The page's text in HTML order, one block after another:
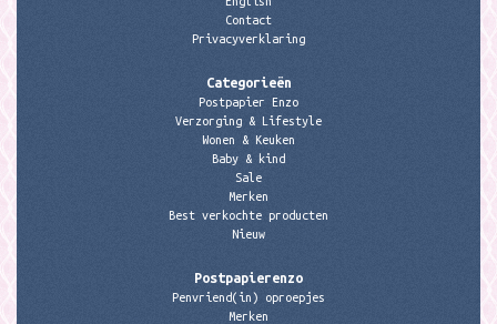
Contact
Privacyverklaring
Categorieën
Postpapier Enzo
Verzorging & Lifestyle
Wonen & Keuken
Baby & kind
Sale
Merken
Best verkochte producten
Nieuw
Postpapierenzo
Penvriend(in) oproepjes
Merken